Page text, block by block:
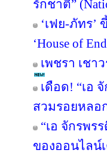
รักชาติ”
‘เฟย-ภัทร’
‘House of
เพชรา เชา
เดือด! “เอ
สวมรอยหลอ
“เอ จักรพร
ของออนไลน์